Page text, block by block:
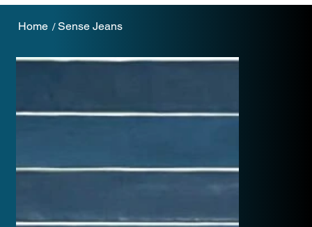
Home /Sense Jeans